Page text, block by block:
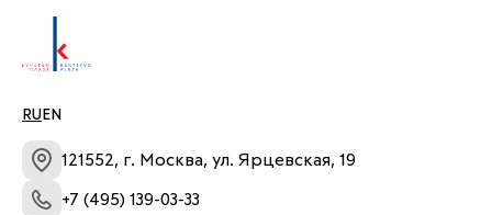
RU EN
121552, г. Москва, ул. Ярцевская, 19
+7 (495) 139-03-33